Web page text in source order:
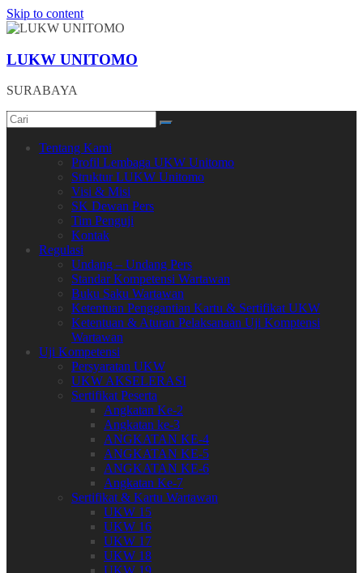
Skip to content
LUKW UNITOMO
SURABAYA
Tentang Kami
Profil Lembaga UKW Unitomo
Struktur LUKW Unitomo
Visi & Misi
SK Dewan Pers
Tim Penguji
Kontak
Regulasi
Undang – Undang Pers
Standar Kompetensi Wartawan
Buku Saku Wartawan
Ketentuan Penggantian Kartu & Sertifikat UKW
Ketentuan & Aturan Pelaksanaan Uji Komptensi
Wartawan
Uji Kompetensi
Persyaratan UKW
UKW AKSELERASI
Sertifikat Peserta
Angkatan Ke-2
Angkatan ke-3
ANGKATAN KE-4
ANGKATAN KE-5
ANGKATAN KE-6
Angkatan Ke-7
Sertifikat & Kartu Wartawan
UKW 15
UKW 16
UKW 17
UKW 18